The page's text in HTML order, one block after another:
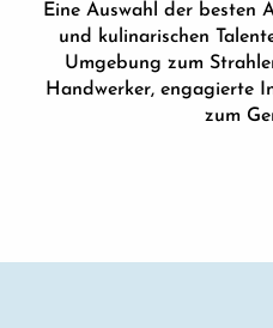
Le Cèdre
Restaurant Italian Queen
Brasserie de La Table Hot -
Eine Auswahl der besten
und kulinarischen
Umgebung zum
Handwerker, engagierte
zum